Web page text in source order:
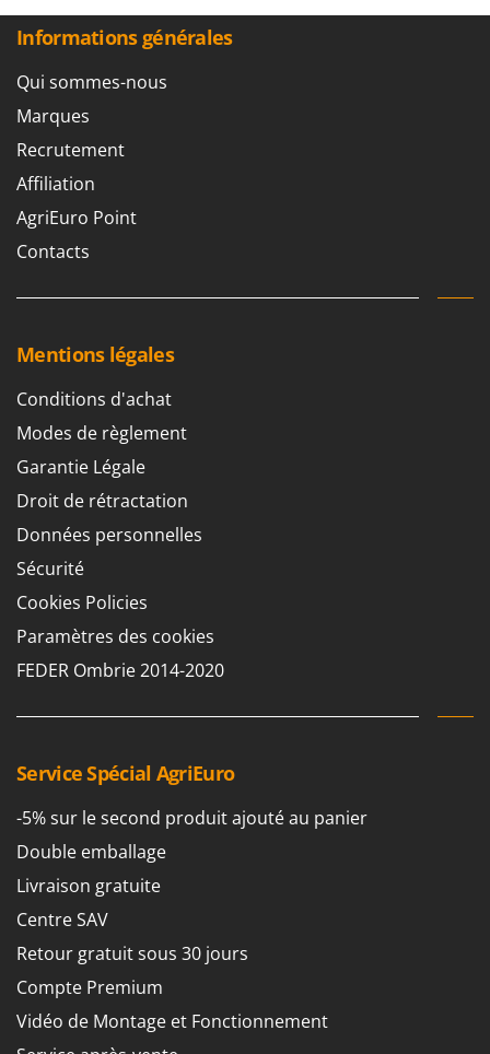
Informations générales
Qui sommes-nous
Marques
Recrutement
Affiliation
AgriEuro Point
Contacts
Mentions légales
Conditions d'achat
Modes de règlement
Garantie Légale
Droit de rétractation
Données personnelles
Sécurité
Cookies Policies
Paramètres des cookies
FEDER Ombrie 2014-2020
Service Spécial AgriEuro
-5% sur le second produit ajouté au panier
Double emballage
Livraison gratuite
Centre SAV
Retour gratuit sous 30 jours
Compte Premium
Vidéo de Montage et Fonctionnement